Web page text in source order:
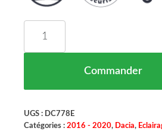
Commander
UGS : DC778E
Catégories : 2016 - 2020, Dacia,